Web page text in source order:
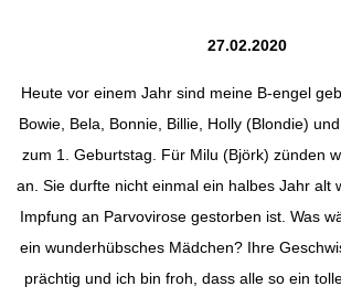
27.02.2020
Heute vor einem Jahr sind meine B-engel
Bowie, Bela, Bonnie, Billie, Holly (Blondie)
zum 1. Geburtstag. Für Milu (Björk) zünden
an. Sie durfte nicht einmal ein halbes Jahr alt
Impfung an Parvovirose gestorben ist. Was
ein wunderhübsches Mädchen? Ihre
prächtig und ich bin froh, dass alle so ein